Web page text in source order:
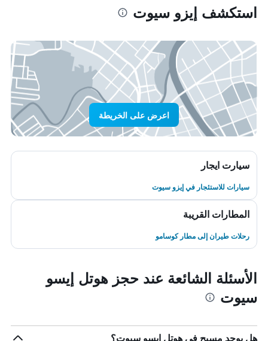
استكشف إيزو سيوت
اعرض على الخريطة
سيارت ايجار
سيارات للاستئجار في إيزو سيوت
المطارات القريبة
رحلات طيران إلى مطار كوسامو
الأسئلة الشائعة عند حجز هوتل إيسو
سيوت
هل يوجد مسبح في هوتل إيسو سيوت؟